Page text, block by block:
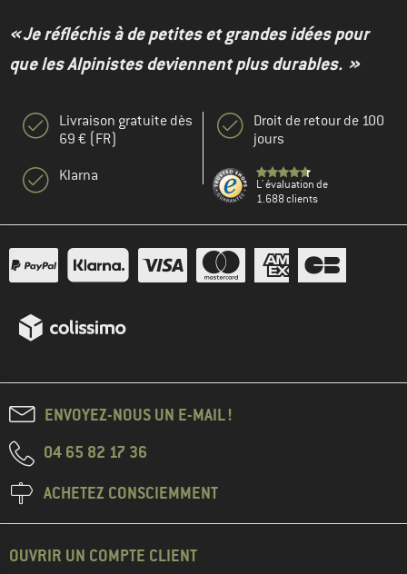
« Je réfléchis à de petites et grandes idées pour
que les Alpinistes deviennent plus durables. »
Livraison gratuite dès
69 € (FR)
Klarna
Droit de retour de 100
jours
L' évaluation de
1.688 clients
ENVOYEZ-NOUS UN E-MAIL !
04 65 82 17 36
ACHETEZ CONSCIEMMENT
OUVRIR UN COMPTE CLIENT